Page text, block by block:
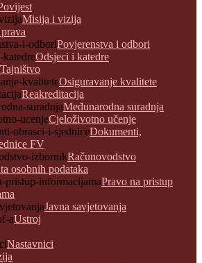
Misija i vizija
Povjerenstva i odbori
Odsjeci i katedre
Tajništvo
Osiguravanje kvalitete
Reakreditacija
Međunarodna suradnja
Cjeloživotno učenje
Dokumenti,
FV
Računovodstvo
osobnih podataka
Pravo na pristup
Javna savjetovanja
Ustroj
Nastavnici